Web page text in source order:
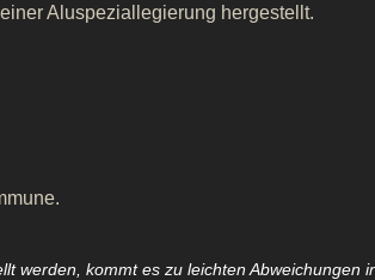
Aluspeziallegierung hergestellt.
werden, kommt es zu leichten Abweichungen